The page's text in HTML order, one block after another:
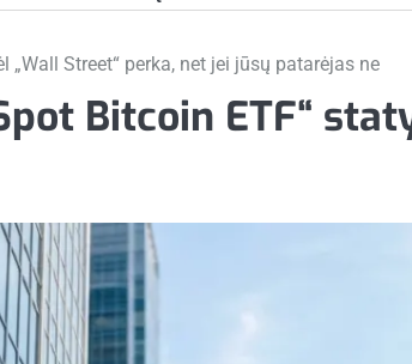
„Wall Street“ perka, net jei jūsų patarėjas ne
Bitcoin ETF“